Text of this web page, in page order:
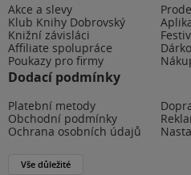
Akce a slevy
Klub Knihy Dobrovský
Knižní závisláci
Affiliate spolupráce
Poukazy pro firmy
Dodací podmínky
Platební metody
Obchodní podmínky
Ochrana osobních údajů
Vše důležité